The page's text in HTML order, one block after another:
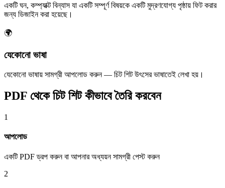
একটি ঘন, কম্প্যাক্ট বিন্যাস যা একটি সম্পূর্ণ বিষয়কে একটি মুদ্রণযোগ্য পৃষ্ঠায় ফিট করার
জন্য ডিজাইন করা হয়েছে।
🌍
যেকোনো ভাষা
যেকোনো ভাষায় সামগ্রী আপলোড করুন — চিট শিট উৎসের ভাষাতেই লেখা হয়।
PDF থেকে চিট শিট কীভাবে তৈরি করবেন
1
আপলোড
একটি PDF ড্রপ করুন বা আপনার অধ্যয়ন সামগ্রী পেস্ট করুন
2